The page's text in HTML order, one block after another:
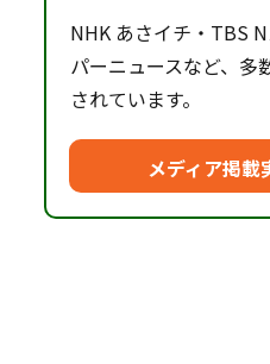
NHK あさイチ・TBS
パーニュースなど、多
されています。
メディア掲載